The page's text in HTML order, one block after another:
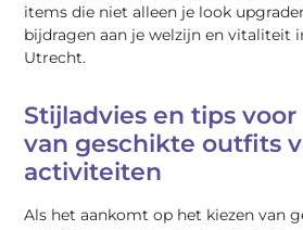
items die niet alleen je look
bijdragen aan je welzijn en vitaliteit
Utrecht.
Stijladvies en tips
van geschikte outfits
activiteiten
Als het aankomt op het kiezen van